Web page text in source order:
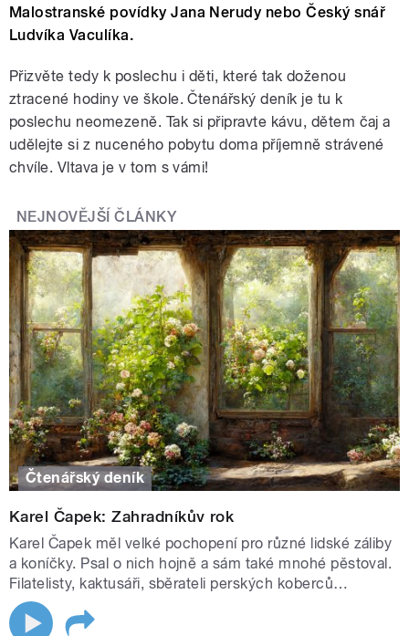
Malostranské povídky Jana Nerudy nebo Český snář
Ludvíka Vaculíka.
Přizvěte tedy k poslechu i děti, které tak doženou
ztracené hodiny ve škole. Čtenářský deník je tu k
poslechu neomezeně. Tak si připravte kávu, dětem čaj a
udělejte si z nuceného pobytu doma příjemně strávené
chvíle. Vltava je v tom s vámi!
NEJNOVĚJŠÍ ČLÁNKY
Čtenářský deník
Karel Čapek: Zahradníkův rok
Karel Čapek měl velké pochopení pro různé lidské záliby
a koníčky. Psal o nich hojně a sám také mnohé pěstoval.
Filatelisty, kaktusáři, sběrateli perských koberců…